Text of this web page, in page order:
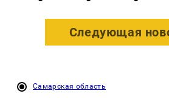
Следующая
Самарская область